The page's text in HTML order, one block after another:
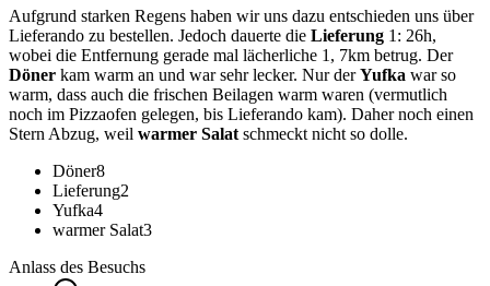
Aufgrund starken Regens haben wir uns dazu entschieden uns über
Lieferando zu bestellen. Jedoch dauerte die Lieferung 1: 26h,
wobei die Entfernung gerade mal lächerliche 1, 7km betrug. Der
Döner kam warm an und war sehr lecker. Nur derYufka war so
warm, dass auch die frischen Beilagen warm waren (vermutlich
noch im Pizzaofen gelegen, bis Lieferando kam). Daher noch einen
Stern Abzug, weil warmer Salat schmeckt nicht so dolle.
Döner8
Lieferung2
Yufka4
warmer Salat3
Anlass des Besuchs